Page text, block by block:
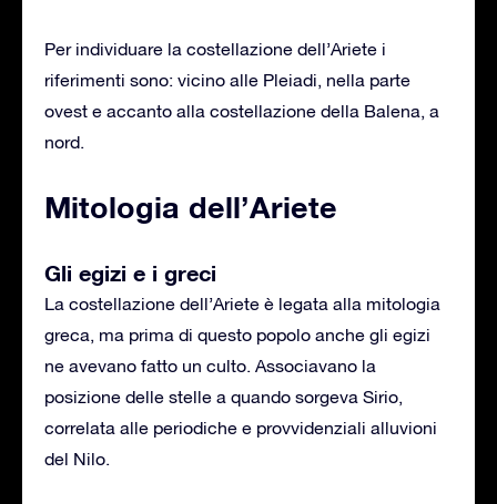
Per individuare la costellazione dell’Ariete i
riferimenti sono: vicino alle Pleiadi, nella parte
ovest e accanto alla costellazione della Balena, a
nord.
Mitologia dell’Ariete
Gli egizi e i greci
La costellazione dell’Ariete è legata alla mitologia
greca, ma prima di questo popolo anche gli egizi
ne avevano fatto un culto. Associavano la
posizione delle stelle a quando sorgeva Sirio,
correlata alle periodiche e provvidenziali alluvioni
del Nilo.